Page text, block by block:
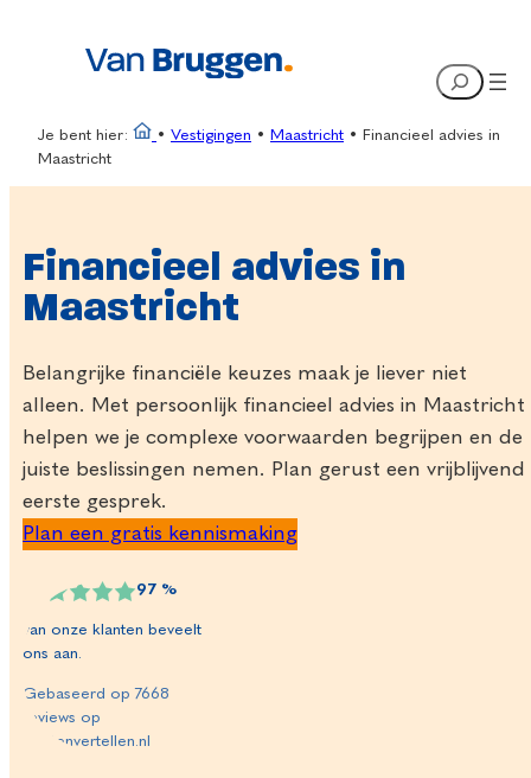
Search
Je bent hier: • Vestigingen • Maastricht •
Financieel advies in
Maastricht
Financieel advies in
Maastricht
Belangrijke financiële keuzes maak je liever niet
alleen. Met persoonlijk financieel advies in Maastricht
helpen we je complexe voorwaarden begrijpen en de
juiste beslissingen nemen. Plan gerust een vrijblijvend
eerste gesprek.
Plan een gratis kennismaking
97 %
van onze klanten beveelt
ons aan.
Gebaseerd op 7668
reviews op
klantenvertellen.nl